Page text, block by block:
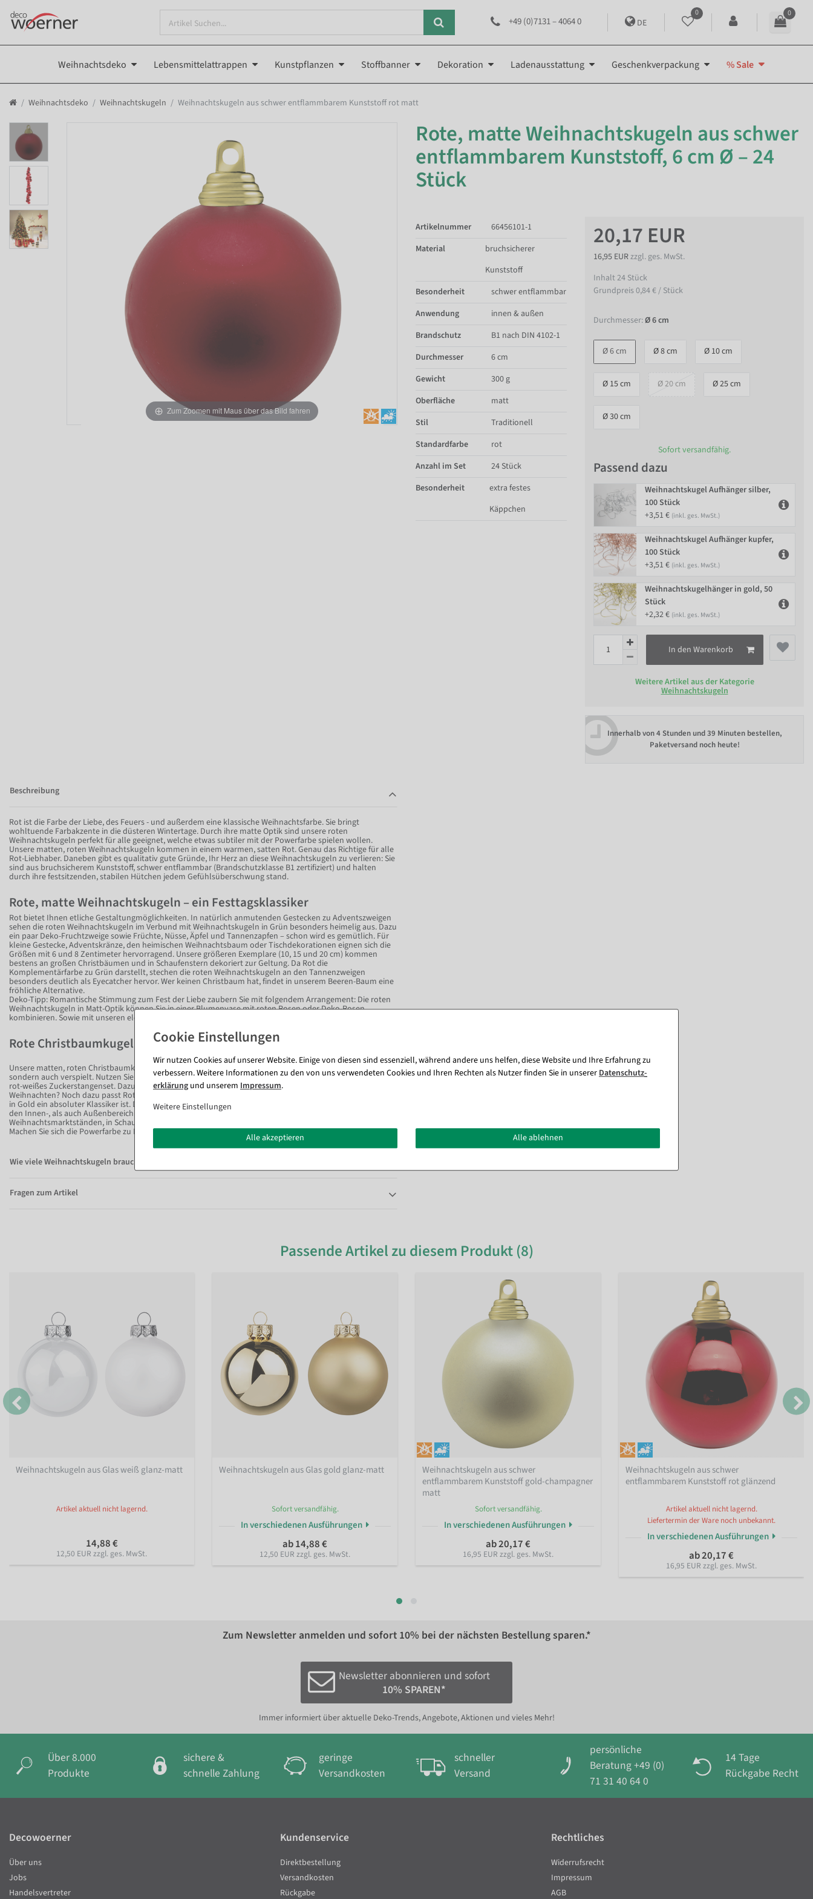
+49 (0)7131 – 4064 0 DE
0 0
Weihnachtsdeko Lebensmittelattrappen Kunstpflanzen Stoffbanner Dekoration Ladenausstattung Geschenkverpackung % Sale
Weihnachtsdeko Weihnachtskugeln Weihnachtskugeln aus schwer entflammbarem Kunststoff rot matt
Zum Zoomen mit Maus über das Bild fahren
Rote, matte Weihnachtskugeln aus schwer
entflammbarem Kunststoff, 6 cm Ø – 24
Stück
20,17 EUR
16,95 EURzzgl. ges. MwSt.
Inhalt24 Stück
Grundpreis0,84 € / Stück
Durchmesser:Ø 6 cm
Ø 6 cm Ø 8 cm Ø 10 cm
Ø 15 cm Ø 20 cm Ø 25 cm
Ø 30 cm
Sofort versandfähig.
Passend dazu
Weihnachtskugel Aufhänger silber,
100 Stück
+3,51 € (inkl. ges. MwSt.)
Weihnachtskugel Aufhänger kupfer,
100 Stück
+3,51 € (inkl. ges. MwSt.)
Weihnachtskugelhänger in gold, 50
Stück
+2,32 € (inkl. ges. MwSt.)
In den Warenkorb
Weitere Artikel aus der Kategorie
Weihnachtskugeln
Innerhalb von4 Stunden und 39 Minuten bestellen,
Paketversand noch heute!
Artikelnummer
66456101-1
Material
bruchsicherer
Kunststoff
Besonderheit
schwer entflammbar
Anwendung
innen & außen
Brandschutz
B1 nach DIN 4102-1
Durchmesser
6 cm
Gewicht
300 g
Oberfläche
matt
Stil
Traditionell
Standardfarbe
rot
Anzahl im Set
24 Stück
Besonderheit
extra festes
Käppchen
Beschreibung
Rot ist die Farbe der Liebe, des Feuers - und außerdem eine klassische Weihnachtsfarbe. Sie bringt
wohltuende Farbakzente in die düsteren Wintertage. Durch ihre matte Optik sind unsere roten
Weihnachtskugeln perfekt für alle geeignet, welche etwas subtiler mit der Powerfarbe spielen wollen.
Unsere matten, roten Weihnachtskugeln kommen in einem warmen, satten Rot. Genau das Richtige für alle
Rot-Liebhaber. Daneben gibt es qualitativ gute Gründe, Ihr Herz an diese Weihnachtskugeln zu verlieren: Sie
sind aus bruchsicherem Kunststoff, schwer entflammbar (Brandschutzklasse B1 zertifiziert) und halten
durch ihre festsitzenden, stabilen Hütchen jedem Gefühlsüberschwung stand.
Rote, matte Weihnachtskugeln – ein Festtagsklassiker
Rot bietet Ihnen etliche Gestaltungmöglichkeiten. In natürlich anmutenden Gestecken zu Adventszweigen
sehen die roten Weihnachtskugeln im Verbund mit Weihnachtskugeln in Grün besonders heimelig aus. Dazu
ein paar Deko-Fruchtzweige sowie Früchte, Nüsse, Äpfel und Tannenzapfen – schon wird es gemütlich. Für
kleine Gestecke, Adventskränze, den heimischen Weihnachtsbaum oder Tischdekorationen eignen sich die
Größen mit 6 und 8 Zentimeter hervorragend. Unsere größeren Exemplare (10, 15 und 20 cm) kommen
bestens an großen Christbäumen und in Schaufenstern dekoriert zur Geltung. Da Rot die
Komplementärfarbe zu Grün darstellt, stechen die roten Weihnachtskugeln an den Tannenzweigen
besonders deutlich als Eyecatcher hervor. Wer keinen Christbaum hat, findet in unserem Beeren-Baum eine
fröhliche Alternative.
Deko-Tipp: Romantische Stimmung zum Fest der Liebe zaubern Sie mit folgendem Arrangement: Die roten
Weihnachtskugeln in Matt-Optik können Sie in einer Blumenvase mit roten Rosen oder Deko-Rosen
kombinieren. Sowie mit unseren eleganten Kunstblumen Amarylis in Rot oder Weiß.
Rote Christbaumkugeln in Matt-Optik für ein frohes Fest
Unsere matten, roten Christbaumkugeln lassen sich nicht nur heimelig, romantisch und festlich gestalten,
sondern auch verspielt. Nutzen Sie dazu rot-weiße Gestaltungselemente in Candy-Optik. Zum Beispiel unser
rot-weißes Zuckerstangenset. Dazu ein paar Wichtel oder Nikolausstiefel – wer bekommt da keine Lust auf
Weihnachten? Noch dazu passt Rot zu praktisch jeder Farbe, wobei Rot in Verbindung mit Weihnachtkugeln
in Gold ein absoluter Klassiker ist. Da unsere Weihnachtskugeln in fünf verschiedenen Größen sowohl für
den Innen-, als auch Außenbereich geeignet sind, können Sie sich damit nach Herzenslust an
Weihnachtsmarktständen, in Schaufenstern, Einkaufszentren oder Gartenbäumen gestalterisch ausleben.
Machen Sie sich die Powerfarbe zu Nutzen!
Wie viele Weihnachtskugeln brauche ich für welchen Baum?
Fragen zum Artikel
Passende Artikel zu diesem Produkt (8)
Weihnachtskugeln aus Glas weiß glanz-matt
Artikel aktuell nicht lagernd.
14,88 €
12,50 EUR zzgl. ges. MwSt.
Weihnachtskugeln aus Glas gold glanz-matt
Sofort versandfähig.
In verschiedenen Ausführungen
ab 14,88 €
12,50 EUR zzgl. ges. MwSt.
Weihnachtskugeln aus schwer
entflammbarem Kunststoff gold-champagner
matt
Sofort versandfähig.
In verschiedenen Ausführungen
ab 20,17 €
16,95 EUR zzgl. ges. MwSt.
Weihnachtskugeln aus schwer
entflammbarem Kunststoff rot glänzend
Artikel aktuell nicht lagernd.
Liefertermin der Ware noch unbekannt.
In verschiedenen Ausführungen
ab 20,17 €
16,95 EUR zzgl. ges. MwSt.
Zum Newsletter anmelden und sofort 10% bei der nächsten Bestellung sparen.*
Newsletter abonnieren und sofort
10% SPAREN*
Immer informiert über aktuelle Deko-Trends, Angebote, Aktionen und vieles Mehr!
Über 8.000
Produkte
sichere &
schnelle Zahlung
geringe
Versandkosten
schneller
Versand
persönliche
Beratung +49 (0)
71 31 40 64 0
14 Tage
Rückgabe Recht
Wir nutzen Cookies auf unserer Website. Einige von diesen sind essenziell, während andere uns helfen, diese Website und Ihre Erfahrung zu
verbessern. Weitere Informationen zu den von uns verwendeten Cookies und Ihren Rechten als Nutzer finden Sie in unsererDaten­schutz­
erklärung und unserem Impressum.
Weitere Einstellungen
Alle akzeptieren Alle ablehnen
Decowoerner
Über uns
Jobs
Handelsvertreter
Kundenservice
Direktbestellung
Versandkosten
Rückgabe
Rechtliches
Widerrufsrecht
Impressum
AGB